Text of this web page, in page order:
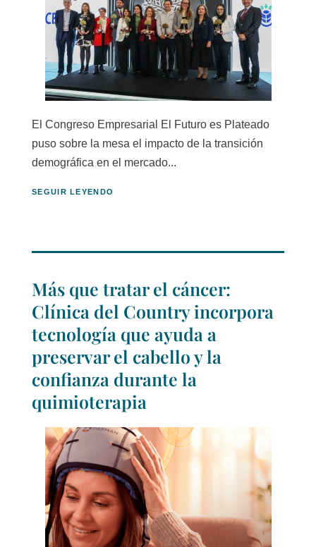
El Congreso Empresarial El Futuro es Plateado
puso sobre la mesa el impacto de la transición
demográfica en el mercado...
SEGUIR LEYENDO
Más que tratar el cáncer:
Clínica del Country incorpora
tecnología que ayuda a
preservar el cabello y la
confianza durante la
quimioterapia